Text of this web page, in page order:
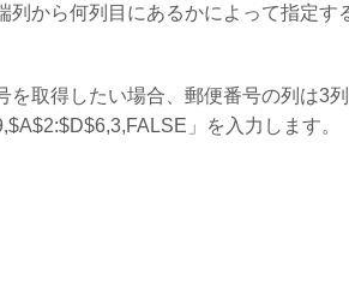
列から何列目にあるかによって指定す
を取得したい場合、郵便番号の列は3
」を入力します。